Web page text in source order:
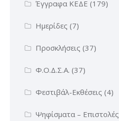
Έγγραφα ΚΕΔΕ (179)
Ημερίδες (7)
Προσκλήσεις (37)
Φ.Ο.Δ.Σ.Α. (37)
Φεστιβάλ-Εκθέσεις (4)
Ψηφίσματα – Επιστολές